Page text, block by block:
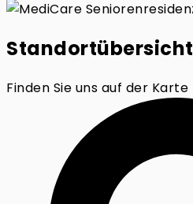
Standortübersicht
Finden Sie uns auf der Karte